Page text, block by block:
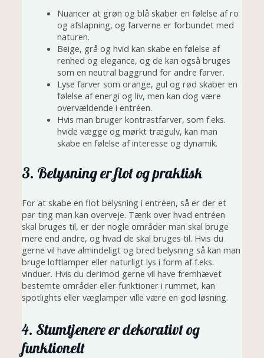
Nuancer at grøn og blå skaber en følelse af ro
og afslapning, og farverne er forbundet med
naturen.
Beige, grå og hvid kan skabe en følelse af
renhed og elegance, og de kan også bruges
som en neutral baggrund for andre farver.
Lyse farver som orange, gul og rød skaber en
følelse af energi og liv, men kan dog være
overvældende i entréen.
Hvis man bruger kontrastfarver, som f.eks.
hvide vægge og mørkt trægulv, kan man
skabe en følelse af interesse og dynamik.
3. Belysning er flot og praktisk
For at skabe en flot belysning i entréen, så er der et
par ting man kan overveje. Tænk over hvad entréen
skal bruges til, er der nogle områder man skal bruge
mere end andre, og hvad de skal bruges til. Hvis du
gerne vil have almindeligt og bred belysning så kan man
bruge loftlamper eller naturligt lys i form af f.eks.
vinduer. Hvis du derimod gerne vil have fremhævet
bestemte områder eller funktioner i rummet, kan
spotlights eller væglamper ville være en god løsning.
4. Stumtjenere er dekorativt og
funktionelt